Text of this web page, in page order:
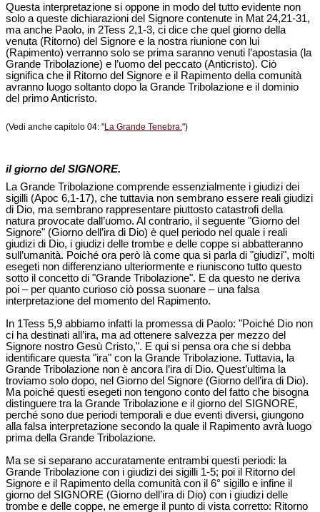
Questa interpretazione si oppone in modo del tutto evidente non
solo a queste dichiarazioni del Signore contenute in Mat 24,21-31,
ma anche Paolo, in 2Tess 2,1-3, ci dice che quel giorno della
venuta (Ritorno) del Signore e la nostra riunione con lui
(Rapimento) verranno solo se prima saranno venuti l’apostasia (la
Grande Tribolazione) e l’uomo del peccato (Anticristo). Ciò
significa che il Ritorno del Signore e il Rapimento della comunità
avranno luogo soltanto dopo la Grande Tribolazione e il dominio
del primo Anticristo.
(Vedi anche capitolo 04: "La Grande Tenebra.")
il giorno del SIGNORE.
La Grande Tribolazione comprende essenzialmente i giudizi dei
sigilli (Apoc 6,1-17), che tuttavia non sembrano essere reali giudizi
di Dio, ma sembrano rappresentare piuttosto catastrofi della
natura provocate dall’uomo. Al contrario, il seguente "Giorno del
Signore" (Giorno dell’ira di Dio) è quel periodo nel quale i reali
giudizi di Dio, i giudizi delle trombe e delle coppe si abbatteranno
sull’umanità. Poiché ora però là come qua si parla di "giudizi", molti
esegeti non differenziano ulteriormente e riuniscono tutto questo
sotto il concetto di "Grande Tribolazione". E da questo ne deriva
poi – per quanto curioso ciò possa suonare – una falsa
interpretazione del momento del Rapimento.
In 1Tess 5,9 abbiamo infatti la promessa di Paolo: "Poiché Dio non
ci ha destinati all’ira, ma ad ottenere salvezza per mezzo del
Signore nostro Gesù Cristo,". E qui si pensa ora che si debba
identificare questa "ira" con la Grande Tribolazione. Tuttavia, la
Grande Tribolazione non è ancora l’ira di Dio. Quest’ultima la
troviamo solo dopo, nel Giorno del Signore (Giorno dell’ira di Dio).
Ma poiché questi esegeti non tengono conto del fatto che bisogna
distinguere tra la Grande Tribolazione e il giorno del SIGNORE,
perché sono due periodi temporali e due eventi diversi, giungono
alla falsa interpretazione secondo la quale il Rapimento avrà luogo
prima della Grande Tribolazione.
Ma se si separano accuratamente entrambi questi periodi: la
Grande Tribolazione con i giudizi dei sigilli 1-5; poi il Ritorno del
Signore e il Rapimento della comunità con il 6° sigillo e infine il
giorno del SIGNORE (Giorno dell’ira di Dio) con i giudizi delle
trombe e delle coppe, ne emerge il punto di vista corretto: Ritorno